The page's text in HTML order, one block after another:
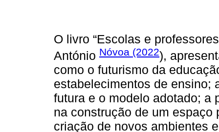
O livro “Escolas e
António Nóvoa (2022),
como o futurismo da
estabelecimentos de ensino;
futura e o modelo adotado; a
na construção de um
criação de novos ambientes